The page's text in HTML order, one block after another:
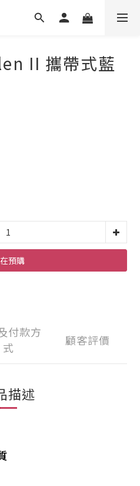
II 攜帶式藍
預購
付款方
式
顧客評價
描述